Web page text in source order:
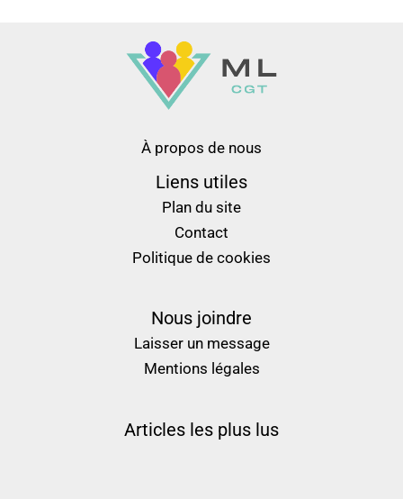
À propos de nous
Liens utiles
Plan du site
Contact
Politique de cookies
Nous joindre
Laisser un message
Mentions légales
Articles les plus lus